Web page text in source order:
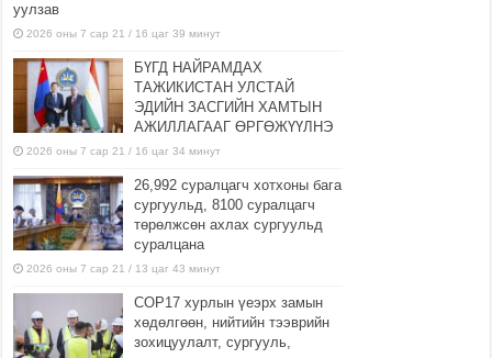
уулзав
2026 оны 7 сар 21 / 16 цаг 39 минут
БҮГД НАЙРАМДАХ
ТАЖИКИСТАН УЛСТАЙ
ЭДИЙН ЗАСГИЙН ХАМТЫН
АЖИЛЛАГААГ ӨРГӨЖҮҮЛНЭ
2026 оны 7 сар 21 / 16 цаг 34 минут
26,992 суралцагч хотхоны бага
сургуульд, 8100 суралцагч
төрөлжсөн ахлах сургуульд
суралцана
2026 оны 7 сар 21 / 13 цаг 43 минут
COP17 хурлын үеэрх замын
хөдөлгөөн, нийтийн тээврийн
зохицуулалт, сургууль,